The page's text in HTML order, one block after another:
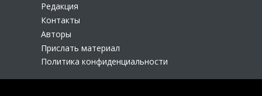
Редакция
Контакты
Авторы
Прислать материал
Политика конфиденциальности